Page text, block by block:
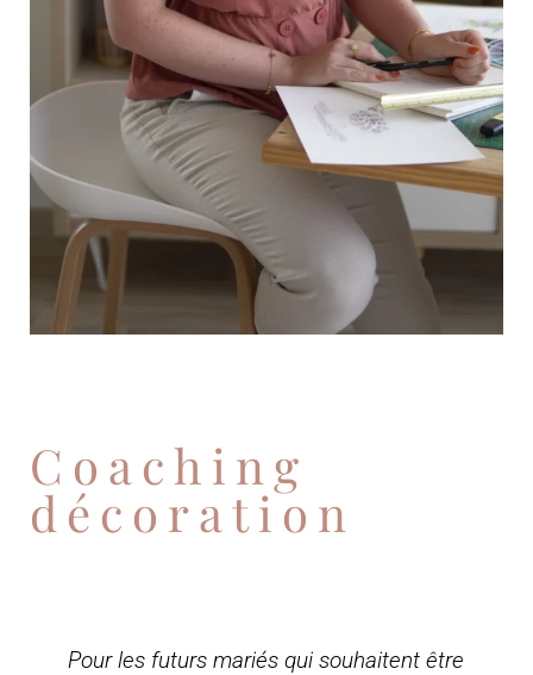
Coaching
décoration
Pour les futurs mariés qui souhaitent être